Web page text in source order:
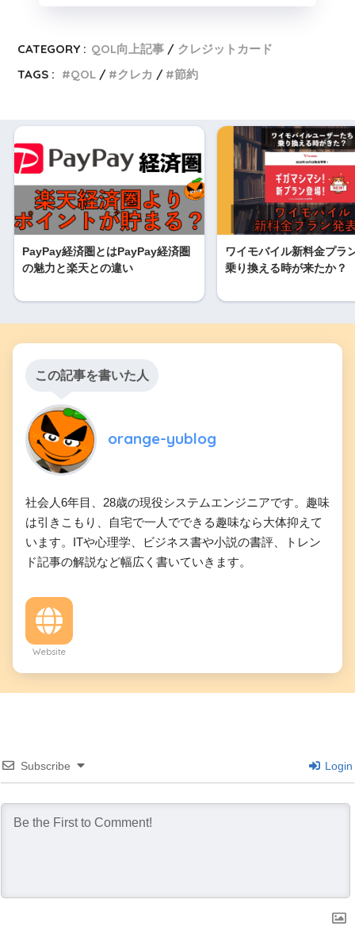
CATEGORY : QOL向上記事
クレジットカード
TAGS :
QOL クレカ 節約
PayPay経済圏とはPayPay経済圏
の魅力と楽天との違い
ワイモバイル新料金プラ
乗り換える時が来たか？
この記事を書いた人
orange-yublog
社会人6年目、28歳の現役システムエンジニアです。趣味
は引きこもり、自宅で一人でできる趣味なら大体抑えて
います。ITや心理学、ビジネス書や小説の書評、トレン
ド記事の解説など幅広く書いていきます。
Website
Subscribe Login